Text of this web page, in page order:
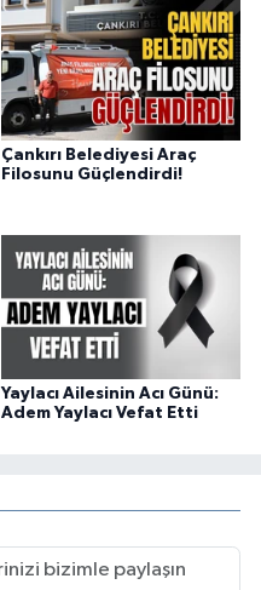
Çankırı Belediyesi Araç
Filosunu Güçlendirdi!
Yaylacı Ailesinin Acı Günü:
Adem Yaylacı Vefat Etti